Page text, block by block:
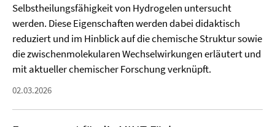
Selbstheilungsfähigkeit von Hydrogelen untersucht
werden. Diese Eigenschaften werden dabei didaktisch
reduziert und im Hinblick auf die chemische Struktur sowie
die zwischenmolekularen Wechselwirkungen erläutert und
mit aktueller chemischer Forschung verknüpft.
02.03.2026